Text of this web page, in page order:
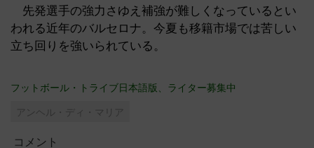
先発選手の強力さゆえ補強が難しくなっているとい
われる近年のバルセロナ。今夏も移籍市場では苦しい
立ち回りを強いられている。
フットボール・トライブ日本語版、ライター募集中
アンヘル・ディ・マリア